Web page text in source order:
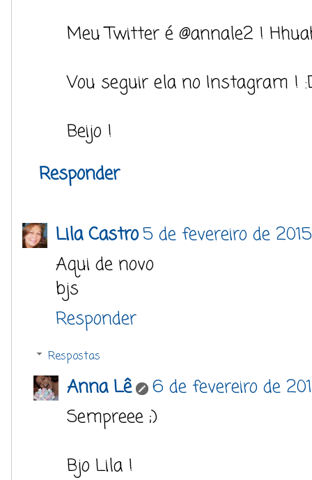
Meu Twitter é @annale2 !
Vou seguir ela no Instagram !
Beijo !
Responder
Lila Castro5 de fevereiro de
Aqui de novo
bjs
Responder
Respostas
Anna Lê
6 de fevereiro de
Sempreee ;)
Bjo Lila !